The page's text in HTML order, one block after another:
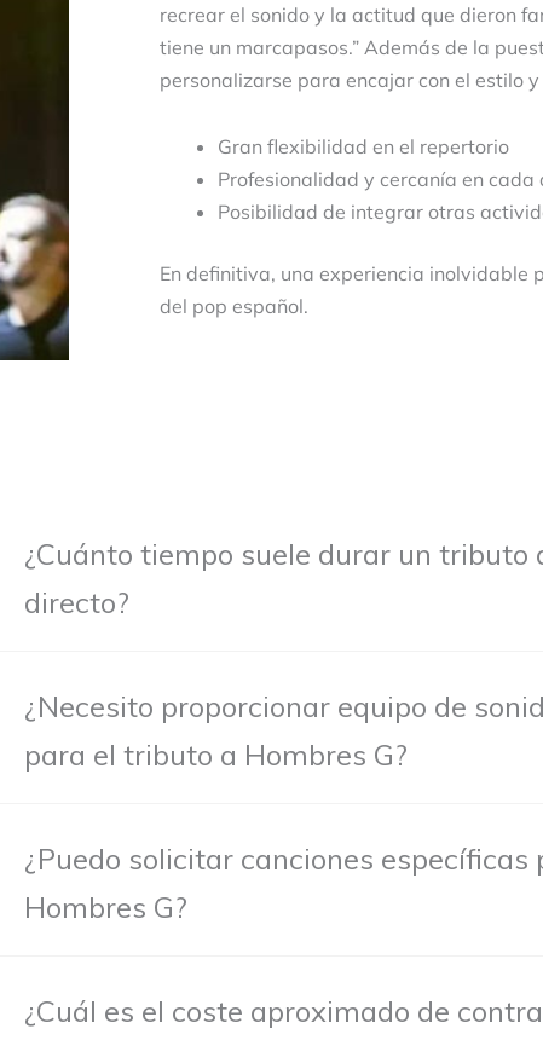
recrear el sonido y la actitud que dieron
tiene un marcapasos.” Además de la
personalizarse para encajar con el estilo
Gran flexibilidad en el repertorio
Profesionalidad y cercanía en cada
Posibilidad de integrar otras
En definitiva, una experiencia
del pop español.
¿Cuánto tiempo suele durar un tributo
directo?
¿Necesito proporcionar equipo de
para el tributo a Hombres G?
¿Puedo solicitar canciones
Hombres G?
¿Cuál es el coste aproximado de